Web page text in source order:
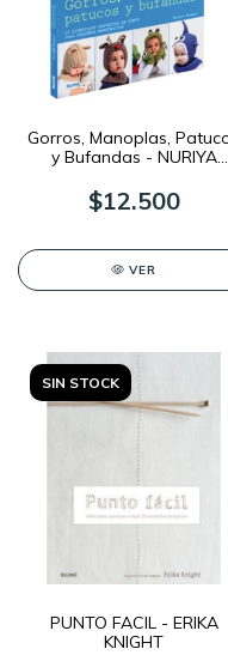
Gorros, Manoplas,
y Bufandas - NURIYA
$12.500
VER
SIN STOCK
PUNTO FACIL - ERIKA
KNIGHT